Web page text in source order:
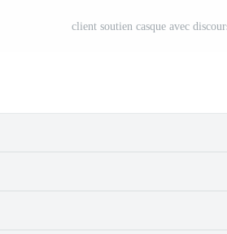
client soutien casque avec